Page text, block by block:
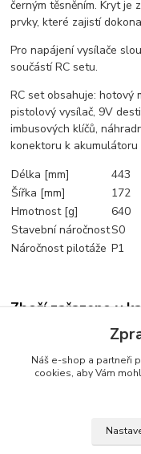
černým těsněním. Kryt je
prvky, které zajistí
Pro napájení vysílače
součástí RC setu.
RC set obsahuje: hotový
pistolový vysílač, 9V
imbusových klíčů,
konektoru k
Délka [mm]
443
Šířka [mm]
172
Hmotnost [g]
640
Stavební náročnostS0
Náročnost pilotáže P1
Zboží zařazeno v
Motorové-elektro
Náš e-shop a partneři
cookies, aby Vám